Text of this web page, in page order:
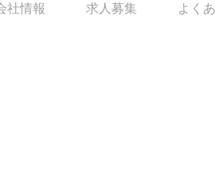
社情報 求人募集 よく